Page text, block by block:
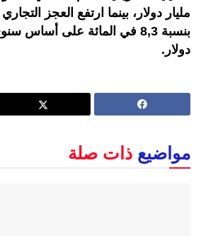
مليار دولار، بينما ارتفع العجز
دولار.
مواضيع ذات صلة